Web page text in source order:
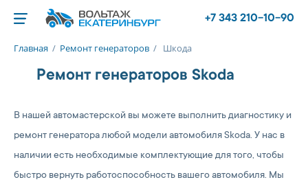
+7 343 210-10-90
Главная / Ремонт генераторов / Шкода
Ремонт генераторов Skoda
В нашей автомастерской вы можете выполнить диагностику и
ремонт генератора любой модели автомобиля Skoda. У нас в
наличии есть необходимые комплектующие для того, чтобы
быстро вернуть работоспособность вашего автомобиля. Мы